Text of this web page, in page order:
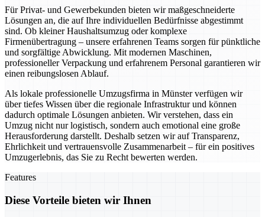
Für Privat- und Gewerbekunden bieten wir maßgeschneiderte
Lösungen an, die auf Ihre individuellen Bedürfnisse abgestimmt
sind. Ob kleiner Haushaltsumzug oder komplexe
Firmenübertragung – unsere erfahrenen Teams sorgen für pünktliche
und sorgfältige Abwicklung. Mit modernen Maschinen,
professioneller Verpackung und erfahrenem Personal garantieren wir
einen reibungslosen Ablauf.
Als lokale professionelle Umzugsfirma in Münster verfügen wir
über tiefes Wissen über die regionale Infrastruktur und können
dadurch optimale Lösungen anbieten. Wir verstehen, dass ein
Umzug nicht nur logistisch, sondern auch emotional eine große
Herausforderung darstellt. Deshalb setzen wir auf Transparenz,
Ehrlichkeit und vertrauensvolle Zusammenarbeit – für ein positives
Umzugerlebnis, das Sie zu Recht bewerten werden.
Features
Diese Vorteile bieten wir Ihnen